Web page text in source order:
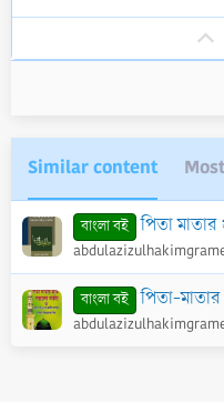
Similar content
বাংলা বই পিতা মাতার
বাংলা বই পিতা-মাতার